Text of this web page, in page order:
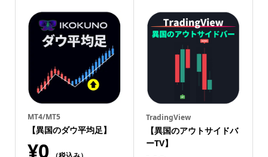
MT4/MT5
【異国のダウ平均足】
¥0
TradingView
【異国のアウトサイドバ
ーTV】